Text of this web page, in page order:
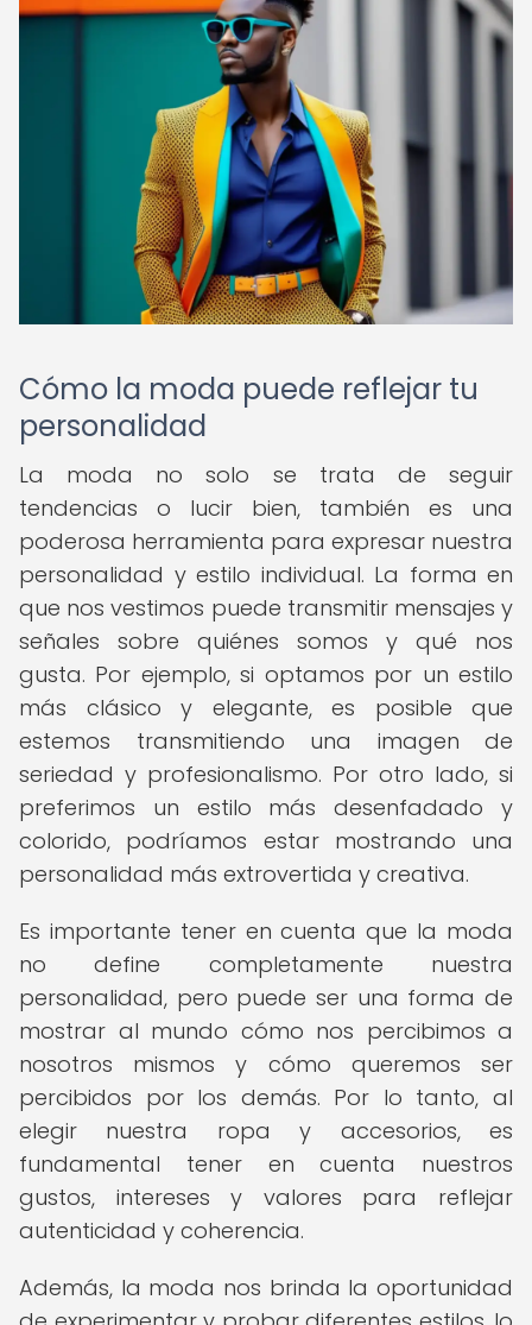
Cómo la moda puede reflejar tu
personalidad
La moda no solo se trata de seguir
tendencias o lucir bien, también es una
poderosa herramienta para expresar nuestra
personalidad y estilo individual. La forma en
que nos vestimos puede transmitir mensajes y
señales sobre quiénes somos y qué nos
gusta. Por ejemplo, si optamos por un estilo
más clásico y elegante, es posible que
estemos transmitiendo una imagen de
seriedad y profesionalismo. Por otro lado, si
preferimos un estilo más desenfadado y
colorido, podríamos estar mostrando una
personalidad más extrovertida y creativa.
Es importante tener en cuenta que la moda
no define completamente nuestra
personalidad, pero puede ser una forma de
mostrar al mundo cómo nos percibimos a
nosotros mismos y cómo queremos ser
percibidos por los demás. Por lo tanto, al
elegir nuestra ropa y accesorios, es
fundamental tener en cuenta nuestros
gustos, intereses y valores para reflejar
autenticidad y coherencia.
Además, la moda nos brinda la oportunidad